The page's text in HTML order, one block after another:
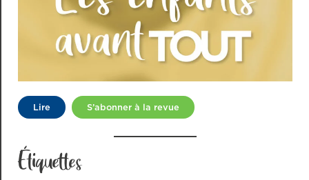
Lire S’abonner à la revue
Étiquettes